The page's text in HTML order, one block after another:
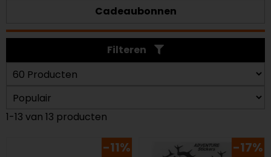
Cadeaubonnen
Filteren
1-13 van 13 producten
-11% -17%